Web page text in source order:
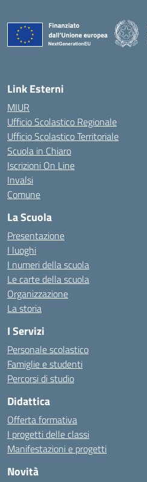
Link Esterni
MIUR
Ufficio Scolastico Regionale
Ufficio Scolastico Territoriale
Scuola in Chiaro
Iscrizioni On Line
Invalsi
Comune
La Scuola
Presentazione
I luoghi
I numeri della scuola
Le carte della scuola
Organizzazione
La storia
I Servizi
Personale scolastico
Famiglie e studenti
Percorsi di studio
Didattica
Offerta formativa
I progetti delle classi
Manifestazioni e progetti
Novità